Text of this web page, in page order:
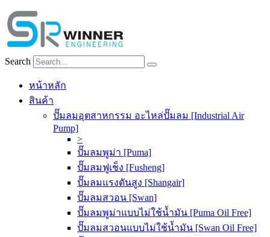
Skip
to
content
Search
หน้าหลัก
สินค้า
ปั๊มลมอุตสาหกรรม อะไหล่ปั๊มลม [Industrial Air
Pump]
>
ปั๊มลมพูม่า [Puma]
ปั๊มลมฟูเช็ง [Fusheng]
ปั๊มลมแรงดันสูง [Shangair]
ปั๊มลมสวอน [Swan]
ปั๊มลมพูม่าแบบไม่ใช้น้ำมัน [Puma Oil Free]
ปั๊มลมสวอนแบบไม่ใช้น้ำมัน [Swan Oil Free]